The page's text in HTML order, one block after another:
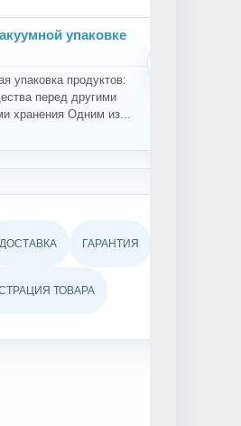
упаковке
упаковка продуктов:
перед другими
хранения Одним из...
ДОСТАВКА ГАРАНТИЯ
ТОВАРА